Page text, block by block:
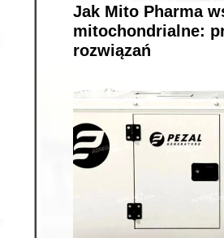
Jak Mito Pharma
mitochondrialne:
rozwiązań